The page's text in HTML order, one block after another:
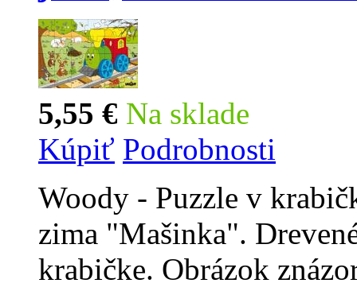
5,55 € Na sklade
Kúpiť Podrobnosti
Woody - Puzzle v
zima "Mašinka".
krabičke. Obrázok